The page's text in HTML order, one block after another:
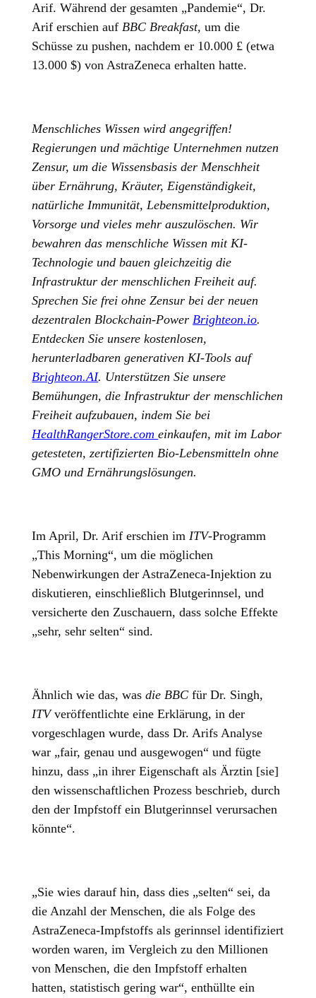
Arif. Während der gesamten „Pandemie“, Dr.
Arif erschien aufBBC Breakfast, um die
Schüsse zu pushen, nachdem er 10.000 £ (etwa
13.000 $) von AstraZeneca erhalten hatte.
Menschliches Wissen wird angegriffen!
Regierungen und mächtige Unternehmen nutzen
Zensur, um die Wissensbasis der Menschheit
über Ernährung, Kräuter, Eigenständigkeit,
natürliche Immunität, Lebensmittelproduktion,
Vorsorge und vieles mehr auszulöschen. Wir
bewahren das menschliche Wissen mit KI-
Technologie und bauen gleichzeitig die
Infrastruktur der menschlichen Freiheit auf.
Sprechen Sie frei ohne Zensur bei der neuen
dezentralen Blockchain-PowerBrighteon.io.
Entdecken Sie unsere kostenlosen,
herunterladbaren generativen KI-Tools auf
Brighteon.AI. Unterstützen Sie unsere
Bemühungen, die Infrastruktur der menschlichen
Freiheit aufzubauen, indem Sie bei
HealthRangerStore.comeinkaufen, mit im Labor
getesteten, zertifizierten Bio-Lebensmitteln ohne
GMO und Ernährungslösungen.
Im April, Dr. Arif erschien imITV-Programm
„This Morning“, um die möglichen
Nebenwirkungen der AstraZeneca-Injektion zu
diskutieren, einschließlich Blutgerinnsel, und
versicherte den Zuschauern, dass solche Effekte
„sehr, sehr selten“ sind.
Ähnlich wie das, wasdie BBCfür Dr. Singh,
ITVveröffentlichte eine Erklärung, in der
vorgeschlagen wurde, dass Dr. Arifs Analyse
war „fair, genau und ausgewogen“ und fügte
hinzu, dass „in ihrer Eigenschaft als Ärztin [sie]
den wissenschaftlichen Prozess beschrieb, durch
den der Impfstoff ein Blutgerinnsel verursachen
könnte“.
„Sie wies darauf hin, dass dies „selten“ sei, da
die Anzahl der Menschen, die als Folge des
AstraZeneca-Impfstoffs als gerinnsel identifiziert
worden waren, im Vergleich zu den Millionen
von Menschen, die den Impfstoff erhalten
hatten, statistisch gering war“, enthüllte ein